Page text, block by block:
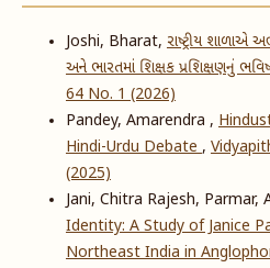
Joshi, Bharat, રાષ્ટ્રીય શાળાએ
અને ભારતમાં શિક્ષક પ્રશિક્ષણનું
64 No. 1 (2026)
Pandey, Amarendra ,
Hindi-Urdu Debate,
(2025)
Jani, Chitra Rajesh, Parmar,
Identity: A Study of Janice
Northeast India in